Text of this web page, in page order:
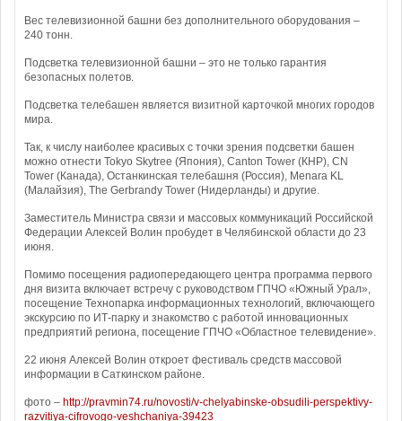
Вес телевизионной башни без дополнительного оборудования –
240 тонн.
Подсветка телевизионной башни – это не только гарантия
безопасных полетов.
Подсветка телебашен является визитной карточкой многих городов
мира.
Так, к числу наиболее красивых с точки зрения подсветки башен
можно отнести Tokyo Skytree (Япония), Canton Tower (КНР), CN
Tower (Канада), Останкинская телебашня (Россия), Menara KL
(Малайзия), The Gerbrandy Tower (Нидерланды) и другие.
Заместитель Министра связи и массовых коммуникаций Российской
Федерации Алексей Волин пробудет в Челябинской области до 23
июня.
Помимо посещения радиопередающего центра программа первого
дня визита включает встречу с руководством ГПЧО «Южный Урал»,
посещение Технопарка информационных технологий, включающего
экскурсию по ИТ-парку и знакомство с работой инновационных
предприятий региона, посещение ГПЧО «Областное телевидение».
22 июня Алексей Волин откроет фестиваль средств массовой
информации в Саткинском районе.
фото – http://pravmin74.ru/novosti/v-chelyabinske-obsudili-perspektivy-
razvitiya-cifrovogo-veshchaniya-39423